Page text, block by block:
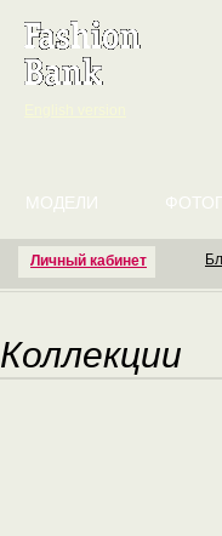
Личный кабинет
МОДЕЛИ
Коллекции